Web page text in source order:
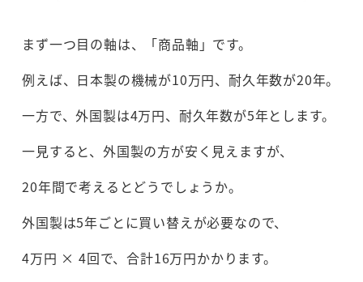
まず一つ目の軸は、「商品軸」です。
例えば、日本製の機械が10万円、耐久年数が20年。
一方で、外国製は4万円、耐久年数が5年とします。
一見すると、外国製の方が安く見えますが、
20年間で考えるとどうでしょうか。
外国製は5年ごとに買い替えが必要なので、
4万円 × 4回で、合計16万円かかります。